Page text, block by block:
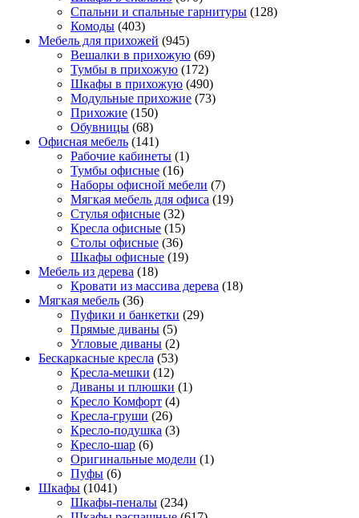
Спальни и спальные гарнитуры (128)
Комоды (403)
Мебель для прихожей (945)
Вешалки в прихожую (69)
Тумбы в прихожую (172)
Шкафы в прихожую (490)
Модульные прихожие (73)
Прихожие (150)
Обувницы (68)
Офисная мебель (141)
Рабочие кабинеты (1)
Тумбы офисные (16)
Наборы офисной мебели (7)
Мягкая мебель для офиса (19)
Стулья офисные (32)
Кресла офисные (15)
Столы офисные (36)
Шкафы офисные (19)
Мебель из дерева (18)
Кровати из массива дерева (18)
Мягкая мебель (36)
Пуфики и банкетки (29)
Прямые диваны (5)
Угловые диваны (2)
Бескаркасные кресла (53)
Кресла-мешки (12)
Диваны и плюшки (1)
Кресло Комфорт (4)
Кресла-груши (26)
Кресло-подушка (3)
Кресло-шар (6)
Оригинальные модели (1)
Пуфы (6)
Шкафы (1041)
Шкафы-пеналы (234)